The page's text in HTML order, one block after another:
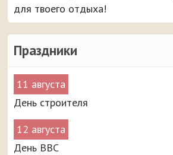
Праздники
11 августа
День строителя
12 августа
День ВВС
для твоего отдыха!